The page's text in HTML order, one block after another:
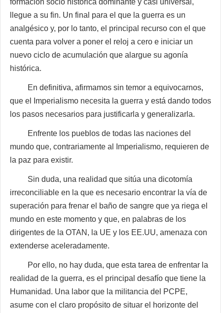
formación socio histórica dominante y casi universal,
llegue a su fin. Un final para el que la guerra es un
analgésico y, por lo tanto, el principal recurso con el que
cuenta para volver a poner el reloj a cero e iniciar un
nuevo ciclo de acumulación que alargue su agonía
histórica.
En definitiva, afirmamos sin temor a equivocarnos,
que el Imperialismo necesita la guerra y está dando todos
los pasos necesarios para justificarla y generalizarla.
Enfrente los pueblos de todas las naciones del
mundo que, contrariamente al Imperialismo, requieren de
la paz para existir.
Sin duda, una realidad que sitúa una dicotomía
irreconciliable en la que es necesario encontrar la vía de
superación para frenar el baño de sangre que ya riega el
mundo en este momento y que, en palabras de los
dirigentes de la OTAN, la UE y los EE.UU, amenaza con
extenderse aceleradamente.
Por ello, no hay duda, que esta tarea de enfrentar la
realidad de la guerra, es el principal desafío que tiene la
Humanidad. Una labor que la militancia del PCPE,
asume con el claro propósito de situar el horizonte del